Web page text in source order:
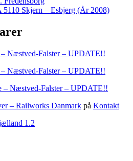
5110 Skjern – Esbjerg (År 2008)
– Næstved-Falster – UPDATE!!
– Næstved-Falster – UPDATE!!
– Næstved-Falster – UPDATE!!
– Railworks Danmark på Kontakt
1.2